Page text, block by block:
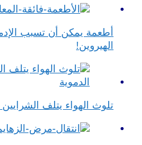
أطعمة يمكن أن تسبب
الهيروين!
تلوث الهواء يتلف الشرايين